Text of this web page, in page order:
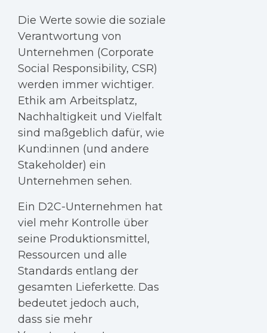
Die Werte sowie die soziale
Verantwortung von
Unternehmen (Corporate
Social Responsibility, CSR)
werden immer wichtiger.
Ethik am Arbeitsplatz,
Nachhaltigkeit und Vielfalt
sind maßgeblich dafür, wie
Kund:innen (und andere
Stakeholder) ein
Unternehmen sehen.
Ein D2C-Unternehmen hat
viel mehr Kontrolle über
seine Produktionsmittel,
Ressourcen und alle
Standards entlang der
gesamten Lieferkette. Das
bedeutet jedoch auch,
dass sie mehr